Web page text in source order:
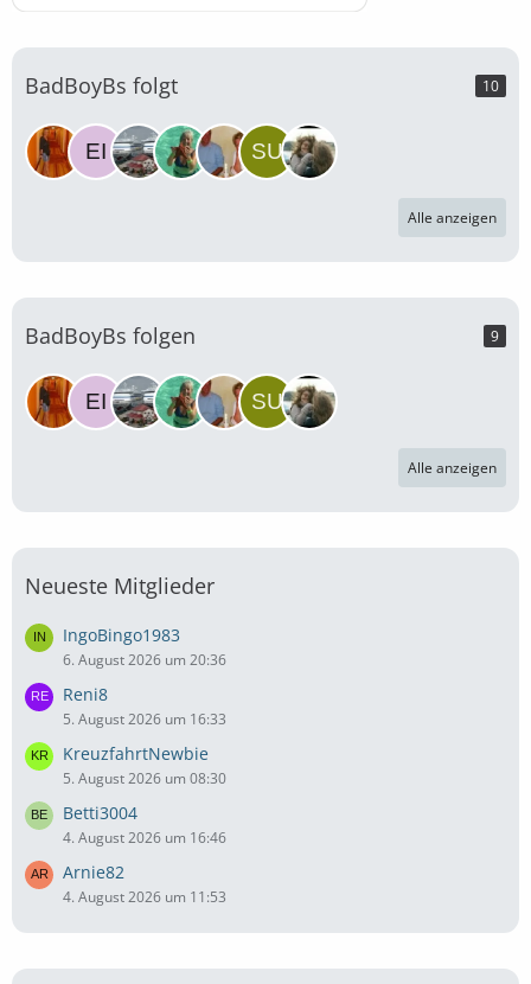
BadBoyBs folgt 10
Alle anzeigen
BadBoyBs folgen 9
Alle anzeigen
Neueste Mitglieder
IngoBingo1983
6. August 2026 um 20:36
Reni8
5. August 2026 um 16:33
KreuzfahrtNewbie
5. August 2026 um 08:30
Betti3004
4. August 2026 um 16:46
Arnie82
4. August 2026 um 11:53